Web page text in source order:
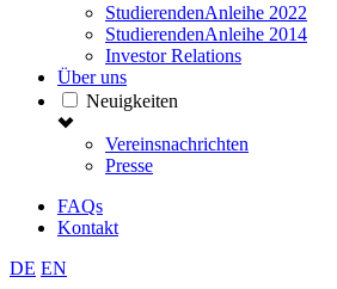
StudierendenAnleihe 2022
StudierendenAnleihe 2014
Investor Relations
Über uns
Neuigkeiten
Vereinsnachrichten
Presse
FAQs
Kontakt
DE EN